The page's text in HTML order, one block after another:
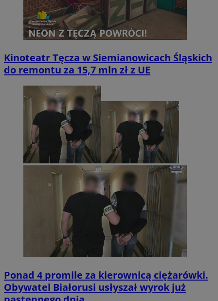
Kinoteatr Tęcza w Siemianowicach Śląskich
do remontu za 15,7 mln zł z UE
Ponad 4 promile za kierownicą ciężarówki.
Obywatel Białorusi usłyszał wyrok już